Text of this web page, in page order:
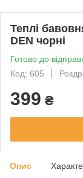
Теплі
DEN чорні
Готово до
Код: 605
399 ₴
Опис